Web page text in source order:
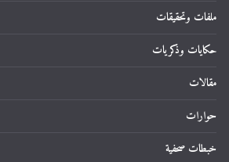
ملفات وتحقيقات
حكايات وذكريات
مقالات
حوارات
خبطات صحفية